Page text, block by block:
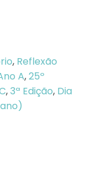
, Reflexão
A,25º
,3ª Edição, Dia